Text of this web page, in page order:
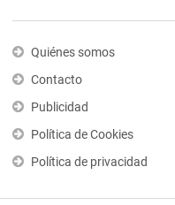
Quiénes somos
Contacto
Publicidad
Política de Cookies
Política de privacidad